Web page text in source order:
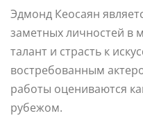
Эдмонд Кеосаян
заметных личностей в
талант и страсть к
востребованным
работы оцениваются
рубежом.